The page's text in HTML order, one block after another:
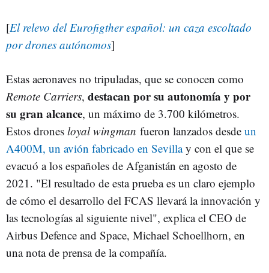
[El relevo del Eurofigther español: un caza escoltado
por drones autónomos]
Estas aeronaves no tripuladas, que se conocen como
Remote Carriers, destacan por su autonomía y por
su gran alcance, un máximo de 3.700 kilómetros.
Estos drones loyal wingman fueron lanzados desde un
A400M, un avión fabricado en Sevillay con el que se
evacuó a los españoles de Afganistán en agosto de
2021. "El resultado de esta prueba es un claro ejemplo
de cómo el desarrollo del FCAS llevará la innovación y
las tecnologías al siguiente nivel", explica el CEO de
Airbus Defence and Space, Michael Schoellhorn, en
una nota de prensa de la compañía.